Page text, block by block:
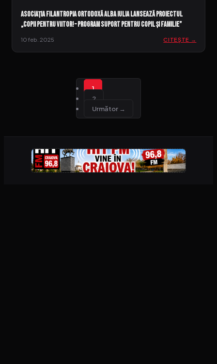
Asociația Filantropia Ortodoxă Alba Iulia lansează proiectul
„Copii pentru viitor! – Program suport pentru copil și familie”
10 feb. 2025 CITEȘTE →
1
2
Următor →
PUBLICITATE